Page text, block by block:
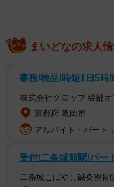
まいどなの求人
事務/検品/時短1日5時
株式会社グロップ 綾部オ
京都府 亀岡市
アルバイト・パート
受付/二条城前駅/パー
二条城こばやし鍼灸整骨